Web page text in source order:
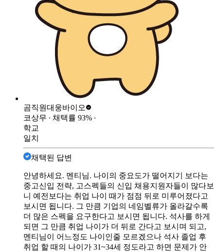
곰직원대웅바이오
코상무 ∙ 채택률 93% ∙
학교
일치
채택된 답변
안녕하세요. 멘티님. 나이의 중요도가 떨어지기 보다는
중고신입 전략, 고스펙들의 신입 채용지원자들이 많다보
니 예전보다는 취업 나이 때가 점점 뒤로 미루어졌다고
보시면 됩니다. 그 만큼 기업의 네임벨류가 올라갈수록
더 많은 스펙을 요구한다고 보시면 됩니다. 석사를 하게
되면 그 만큼 취업 나이가 더 뒤로 간다고 보시며 되고,
멘티님이 어느정도 나이인줄 모르겠으나 석사 졸업 후
취업 할 때의 나이가 31~34세 정도라고 하면 문제가 안